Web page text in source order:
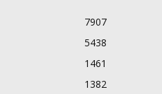
7907
5438
1461
1382